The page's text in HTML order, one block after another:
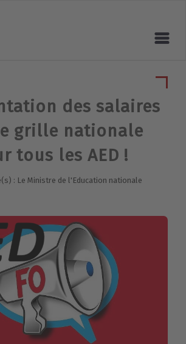
des salaires
grille nationale
tous les AED !
: Le Ministre de l'Education nationale